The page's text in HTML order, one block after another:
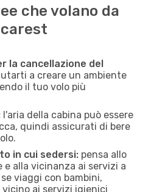
che volano da
la cancellazione del
a creare un ambiente
il tuo volo più
l'aria della cabina può essere
quindi assicurati di bere
in cui sedersi: pensa allo
e alla vicinanza ai servizi a
viaggi con bambini,
ai servizi igienici